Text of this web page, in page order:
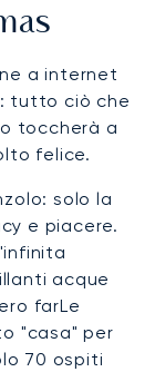
a internet
tutto ciò che
toccherà a
felice.
solo la
e piacere.
acque
farLe
"casa" per
70 ospiti